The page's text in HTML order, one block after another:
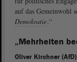
auf das Gemeinwohl
Demokratie.“
„Mehrheiten
Oliver Kirchner (AfD)